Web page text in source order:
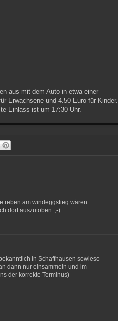
aus mit dem Auto in etwa einer
Erwachsene und 4.50 Euro für Kinder.
Einlass ist um 17:30 Uhr.
reben am windeggstieg wären
dort auszutoben. ;-)
in Schaffhausen sowieso
dann nur einsammeln und im
der korrekte Terminus)